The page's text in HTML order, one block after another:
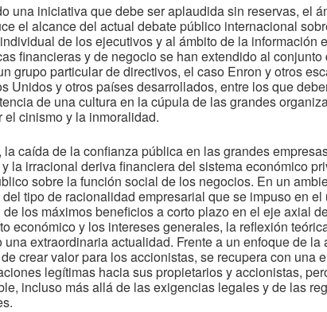
una iniciativa que debe ser aplaudida sin reservas, el
el alcance del actual debate público internacional
de los ejecutivos y al ámbito de la
financieras y de negocio se han extendido al
grupo particular de directivos, el caso Enron y otros
Unidos y otros países desarrollados, entre los que
de una cultura en la cúpula de las grandes
el cinismo y la inmoralidad.
la caída de la confianza pública en las grandes
la irracional deriva financiera del sistema económico
sobre la función social de los negocios. En un
tipo de racionalidad empresarial que se impuso en
los máximos beneficios a corto plazo en el eje axial
económico y los intereses generales, la reflexión
una extraordinaria actualidad. Frente a un enfoque de
crear valor para los accionistas, se recupera con una
legítimas hacia sus propietarios y accionistas,
incluso más allá de las exigencias legales y de las